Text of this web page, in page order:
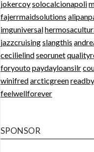
jokercoysolocalcionapoli
fajerrmaidsolutions
imguniversal
jazzcruisingslangthis
cecilielindseorunet
foryoutopaydayloansilr
winifredarcticgreen
feelwellforever
SPONSOR